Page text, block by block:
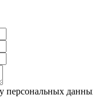
персональных